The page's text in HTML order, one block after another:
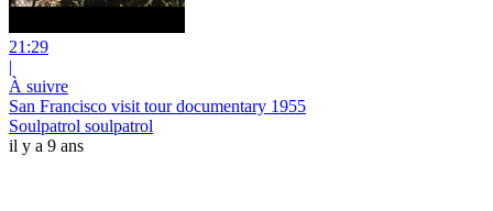
21:29
|
À suivre
San Francisco visit tour documentary 1955
Soulpatrol soulpatrol
il y a 9 ans